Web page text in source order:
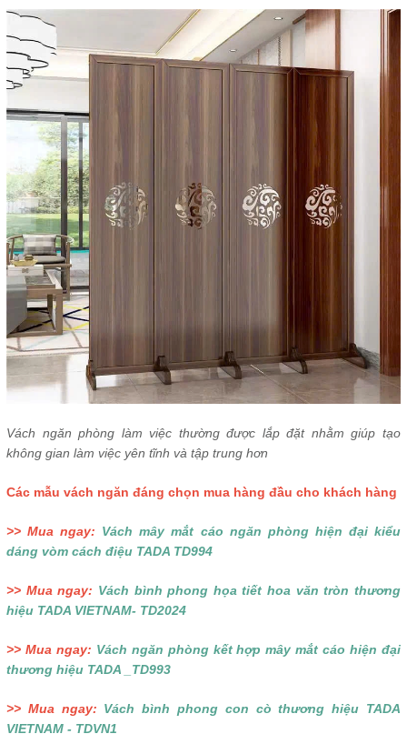
Vách ngăn phòng làm việc thường được lắp đặt nhằm giúp tạo
không gian làm việc yên tĩnh và tập trung hơn
Các mẫu vách ngăn đáng chọn mua hàng đầu cho khách hàng
>> Mua ngay: Vách mây mắt cáo ngăn phòng hiện đại kiểu
dáng vòm cách điệu TADA TD994
>> Mua ngay: Vách bình phong họa tiết hoa văn tròn thương
hiệu TADA VIETNAM- TD2024
>> Mua ngay: Vách ngăn phòng kết hợp mây mắt cáo hiện đại
thương hiệu TADA _TD993
>> Mua ngay: Vách bình phong con cò thương hiệu TADA
VIETNAM - TDVN1